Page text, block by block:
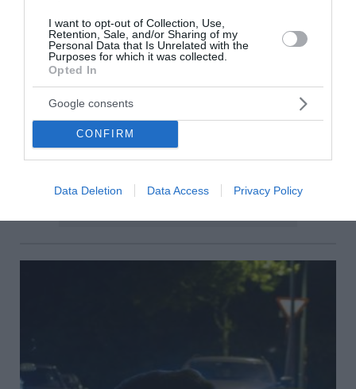
I want to opt-out of Collection, Use,
Retention, Sale, and/or Sharing of my
Personal Data that Is Unrelated with the
Purposes for which it was collected.
Opted In
Google consents
CONFIRM
Data Deletion Data Access Privacy Policy